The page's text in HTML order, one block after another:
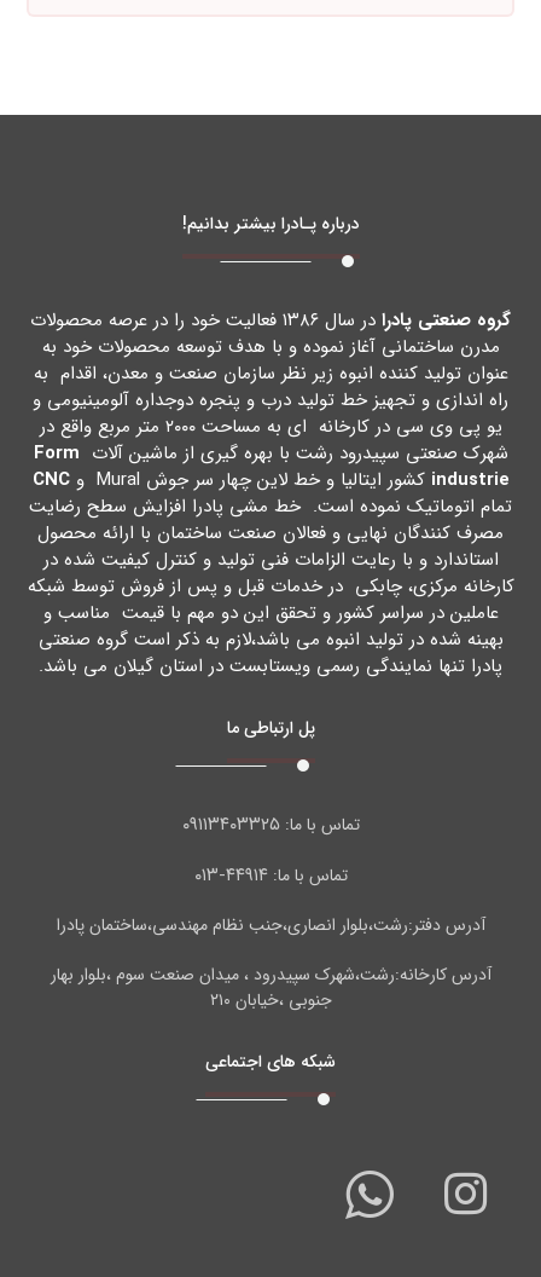
درباره پـادرا بیشتر بدانیم!
گروه صنعتی پادرا
در سال ۱۳۸۶ فعالیت خود را در عرصه محصولات
مدرن ساختمانی آغاز نموده و با هدف توسعه محصولات خود به
عنوان تولید کننده انبوه زیر نظر سازمان صنعت و معدن، اقدام به
راه اندازي و تجهیز خط تولید درب و پنجره دوجداره آلومینیومی و
یو پی وي سی در کارخانه اي به مساحت ۲۰۰۰ متر مربع واقع در
شهرك صنعتی سپیدرود رشت با بهره گیري از ماشین آلات Form
industrie کشور ایتالیا و خط لاین چهار سر جوش Mural و
CNC
تمام اتوماتیک نموده است. خط مشی پادرا افزایش سطح رضایت
مصرف کنندگان نهایی و فعالان صنعت ساختمان با ارائه محصول
استاندارد و با رعایت الزامات فنی تولید و کنترل کیفیت شده در
کارخانه مرکزي، چابکی در خدمات قبل و پس از فروش توسط شبکه
عاملین در سراسر کشور و تحقق این دو مهم با قیمت مناسب و
بهینه شده در تولید انبوه می باشد،لازم به ذکر است گروه صنعتی
پادرا تنها نمایندگی رسمی ویستابست در استان گیلان می باشد.
پل ارتباطی ما
تماس با ما:۰۹۱۱۳۴۰۳۳۲۵
تماس با ما: ۴۴۹۱۴-۰۱۳
آدرس دفتر:رشت،بلوار انصاری،جنب نظام مهندسی،ساختمان پادرا
آدرس کارخانه:رشت،شهرک سپیدرود ، میدان صنعت سوم ،بلوار بهار
جنوبی ،خیابان ۲۱۰
شبکه های اجتماعی